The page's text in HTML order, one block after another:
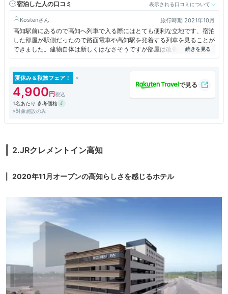
宿泊した人の口コミ
表示される口コミについて
Kosten 旅行時期 2021年10月
高知駅前にあるので高知へ列車で入る際にはとても便利な立地です、宿泊
した部屋が駅側だったので路面電車や高知駅を発着する列車を見ることが
できました。建物自体は新しくはなさそうですが部屋は改装されたばかり
なのか新しく清潔感がありベッドも大きくて良かったです。駅から繁華街
夏休み＆秋旅フェア！
4,900
1名あたり 参考価格
※対象施設のみ
2.JRクレメントイン高知
2020年11月オープンの高知らしさを感じるホテル